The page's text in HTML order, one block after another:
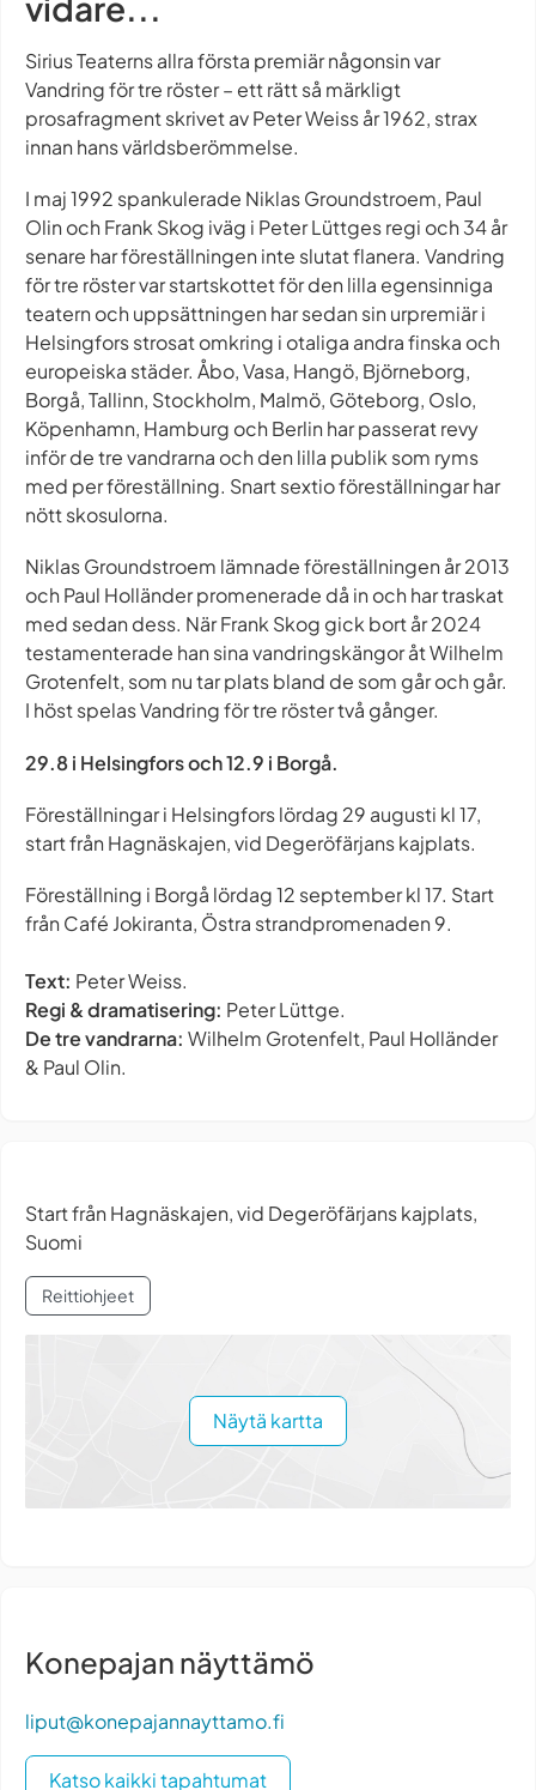
Sirius Teaterns allra första premiär någonsin var
Vandring för tre röster – ett rätt så märkligt
prosafragment skrivet av Peter Weiss år 1962, strax
innan hans världsberömmelse.
I maj 1992 spankulerade Niklas Groundstroem, Paul
Olin och Frank Skog iväg i Peter Lüttges regi och 34 år
senare har föreställningen inte slutat flanera. Vandring
för tre röster var startskottet för den lilla egensinniga
teatern och uppsättningen har sedan sin urpremiär i
Helsingfors strosat omkring i otaliga andra finska och
europeiska städer. Åbo, Vasa, Hangö, Björneborg,
Borgå, Tallinn, Stockholm, Malmö, Göteborg, Oslo,
Köpenhamn, Hamburg och Berlin har passerat revy
inför de tre vandrarna och den lilla publik som ryms
med per föreställning. Snart sextio föreställningar har
nött skosulorna.
Niklas Groundstroem lämnade föreställningen år 2013
och Paul Holländer promenerade då in och har traskat
med sedan dess. När Frank Skog gick bort år 2024
testamenterade han sina vandringskängor åt Wilhelm
Grotenfelt, som nu tar plats bland de som går och går.
I höst spelas Vandring för tre röster två gånger.
29.8 i Helsingfors och 12.9 i Borgå.
Föreställningar i Helsingfors lördag 29 augusti kl 17,
start från Hagnäskajen, vid Degeröfärjans kajplats.
Föreställning i Borgå lördag 12 september kl 17. Start
från Café Jokiranta, Östra strandpromenaden 9.
Text: Peter Weiss.
Regi & dramatisering: Peter Lüttge.
De tre vandrarna: Wilhelm Grotenfelt, Paul Holländer
& Paul Olin.
Start från Hagnäskajen, vid Degeröfärjans kajplats,
Suomi
Reittiohjeet
Näytä kartta
Konepajan näyttämö
liput@konepajannayttamo.fi
Katso kaikki tapahtumat